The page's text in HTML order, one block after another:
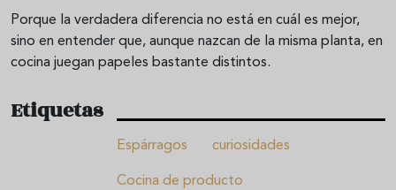
Porque la verdadera diferencia no está en cuál es mejor,
sino en entender que, aunque nazcan de la misma planta, en
cocina juegan papeles bastante distintos.
Etiquetas
Espárragos curiosidades
Cocina de producto